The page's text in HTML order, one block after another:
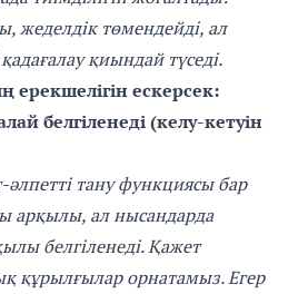
жеделдік төмендейді, ал
қиындай түседі.
ескерсек:
белгіленеді (келу-кетуін
әлпетті тану функциясы бар
арқылы, ал нысандарда
белгіленеді. Қажет
құрылғылар орнатамыз. Егер